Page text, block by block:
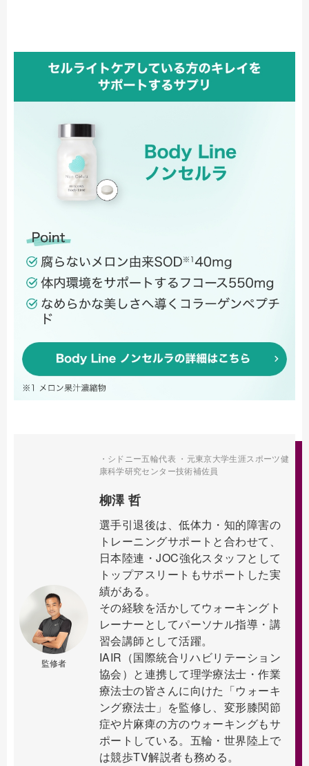
監修者
・シドニー五輪代表 ・元東京大学生涯スポーツ健
康科学研究センター技術補佐員
柳澤 哲
選手引退後は、低体力・知的障害の
トレーニングサポートと合わせて、
日本陸連・JOC強化スタッフとして
トップアスリートもサポートした実
績がある。
その経験を活かしてウォーキングト
レーナーとしてパーソナル指導・講
習会講師として活躍。
IAIR（国際統合リハビリテーション
協会）と連携して理学療法士・作業
療法士の皆さんに向けた「ウォーキ
ング療法士」を監修し、変形膝関節
症や片麻痺の方のウォーキングもサ
ポートしている。五輪・世界陸上で
は競歩TV解説者も務める。